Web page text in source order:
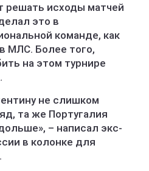
решать исходы матчей
это в
команде, как
МЛС. Более того,
на этом турнире
не слишком
та же Португалия
– написал экс-
в колонке для